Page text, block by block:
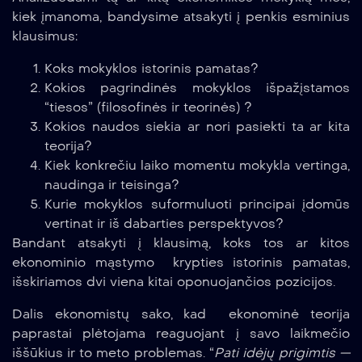
kiek įmanoma, bandysime atsakyti į penkis esminius
klausimus:
Koks mokyklos istorinis pamatas?
Kokios pagrindinės mokyklos išpažįstamos
“tiesos” (filosofinės ir teorinės) ?
Kokios naudos siekia ar nori pasiekti ta ar kita
teorija?
Kiek konkrečiu laiko momentu mokykla vertinga,
naudinga ir teisinga?
Kurie mokyklos suformuluoti principai įdomūs
vertinat ir iš dabarties perspektyvos?
Bandant atsakyti į klausimą, koks tos ar kitos
ekonominio mąstymo krypties istorinis pamatas,
išskiriamos dvi viena kitai oponuojančios pozicijos.
Dalis ekonomistų sako, kad ekonominė teorija
paprastai plėtojama reaguojant į savo laikmečio
iššūkius ir to meto problemas. “Pati idėjų prigimtis —